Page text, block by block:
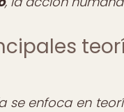
se enfoca en